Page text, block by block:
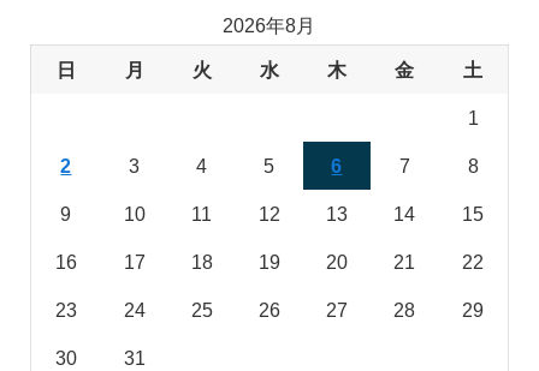
2026年8月
日 月 火 水 木 金 土
1
2 3 4 5 6 7 8
9 10 11 12 13 14 15
16 17 18 19 20 21 22
23 24 25 26 27 28 29
30 31